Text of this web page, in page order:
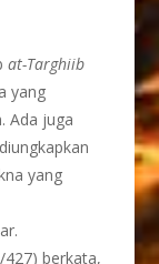
at-Targhiib
yang
Ada juga
yang
427) berkata,